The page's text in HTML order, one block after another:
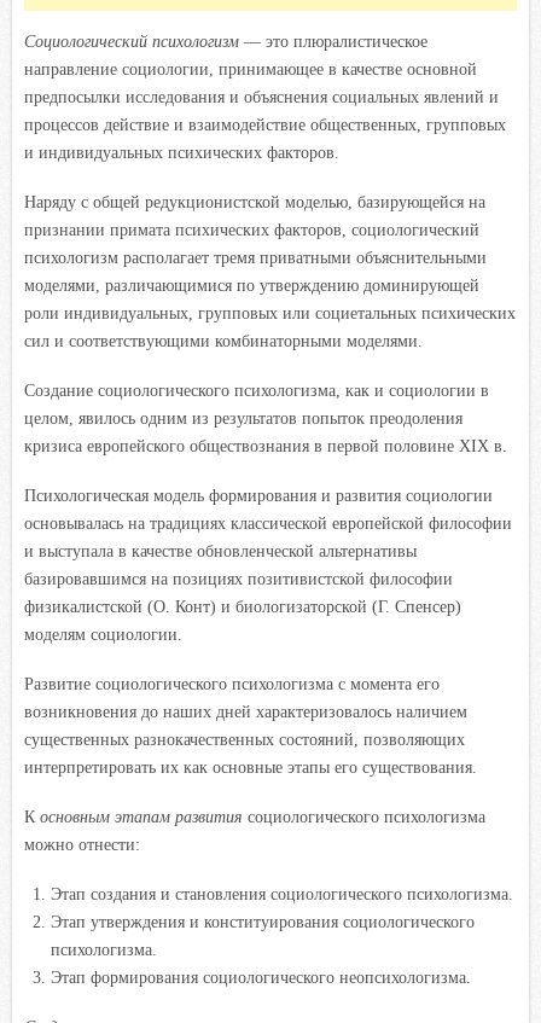
Социологический психологизм — это плюралистическое
направление социологии, принимающее в качестве основной
предпосылки исследования и объяснения социальных явлений и
процессов действие и взаимодействие общественных, групповых
и индивидуальных психических факторов.
Наряду с общей редукционистской моделью, базирующейся на
признании примата психических факторов, социологический
психологизм располагает тремя приватными объяснительными
моделями, различающимися по утверждению доминирующей
роли индивидуальных, групповых или социетальных психических
сил и соответствующими комбинаторными моделями.
Создание социологического психологизма, как и социологии в
целом, явилось одним из результатов попыток преодоления
кризиса европейского обществознания в первой половине XIX в.
Психологическая модель формирования и развития социологии
основывалась на традициях классической европейской философии
и выступала в качестве обновленческой альтернативы
базировавшимся на позициях позитивистской философии
физикалистской (О. Конт) и биологизаторской (Г. Спенсер)
моделям социологии.
Развитие социологического психологизма с момента его
возникновения до наших дней характеризовалось наличием
существенных разнокачественных состояний, позволяющих
интерпретировать их как основные этапы его существования.
К основным этапам развития социологического психологизма
можно отнести:
Этап создания и становления социологического психологизма.
Этап утверждения и конституирования социологического
психологизма.
Этап формирования социологического неопсихологизма.